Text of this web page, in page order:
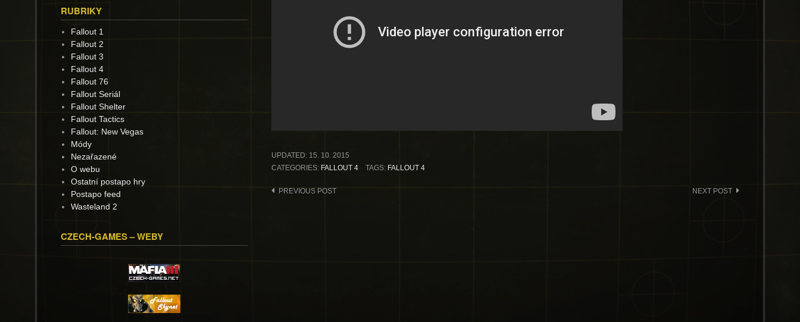
UPDATED: 15. 10. 2015
CATEGORIES: FALLOUT 4 TAGS: FALLOUT 4
Post
PREVIOUS POST NEXT POST
RUBRIKY
Fallout 1
Fallout 2
Fallout 3
Fallout 4
Fallout 76
Fallout Seriál
Fallout Shelter
Fallout Tactics
Fallout: New Vegas
Módy
Nezařazené
O webu
Ostatní postapo hry
Postapo feed
Wasteland 2
CZECH-GAMES – WEBY